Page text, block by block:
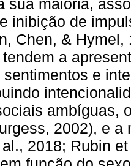
sua maioria,
inibição de
Chen, &
a
e
ambíguas,
2002), e
2018; Rubin